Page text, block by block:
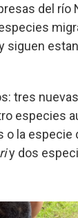
del río
siguen
tres
especies
o la especie
y dos